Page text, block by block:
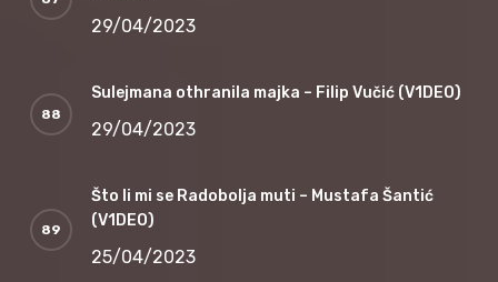
29/04/2023
Sulejmana othranila majka – Filip Vučić (V1DEO)
29/04/2023
Što li mi se Radobolja muti – Mustafa Šantić
(V1DEO)
25/04/2023